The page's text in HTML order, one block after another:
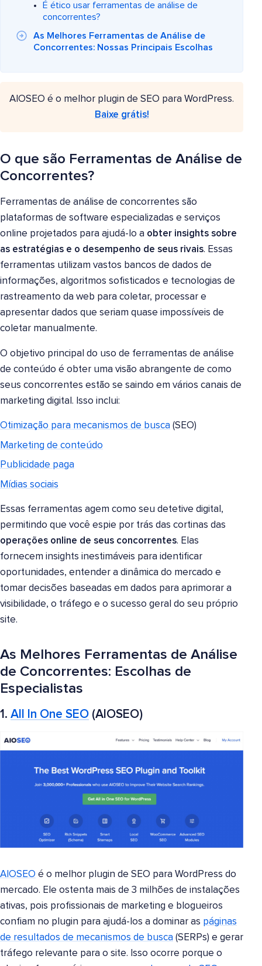
É ético usar ferramentas de análise de
concorrentes?
As Melhores Ferramentas de Análise de
Concorrentes: Nossas Principais Escolhas
AIOSEO é o melhor plugin de SEO para WordPress.
Baixe grátis!
O que são Ferramentas de Análise de
Concorrentes?
Ferramentas de análise de concorrentes são
plataformas de software especializadas e serviços
online projetados para ajudá-lo a obter insights sobre
as estratégias e o desempenho de seus rivais. Essas
ferramentas utilizam vastos bancos de dados de
informações, algoritmos sofisticados e tecnologias de
rastreamento da web para coletar, processar e
apresentar dados que seriam quase impossíveis de
coletar manualmente.
O objetivo principal do uso de ferramentas de análise
de conteúdo é obter uma visão abrangente de como
seus concorrentes estão se saindo em vários canais de
marketing digital. Isso inclui:
Otimização para mecanismos de busca (SEO)
Marketing de conteúdo
Publicidade paga
Mídias sociais
Essas ferramentas agem como seu detetive digital,
permitindo que você espie por trás das cortinas das
operações online de seus concorrentes. Elas
fornecem insights inestimáveis para identificar
oportunidades, entender a dinâmica do mercado e
tomar decisões baseadas em dados para aprimorar a
visibilidade, o tráfego e o sucesso geral do seu próprio
site.
As Melhores Ferramentas de Análise
de Concorrentes: Escolhas de
Especialistas
1. All In One SEO (AIOSEO)
AIOSEO é o melhor plugin de SEO para WordPress do
mercado. Ele ostenta mais de 3 milhões de instalações
ativas, pois profissionais de marketing e blogueiros
confiam no plugin para ajudá-los a dominar as páginas
de resultados de mecanismos de busca (SERPs) e gerar
tráfego relevante para o site. Isso ocorre porque o